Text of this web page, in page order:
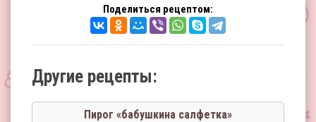
Поделиться рецептом:
Другие рецепты:
Пирог «бабушкина салфетка»